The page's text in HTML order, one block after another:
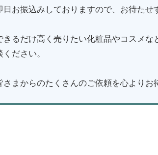
日お振込みしておりますので、お待たせ
きるだけ高く売りたい化粧品やコスメ
ください。
さまからのたくさんのご依頼を心よりお